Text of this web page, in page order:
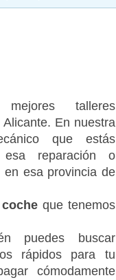
talleres
En nuestra
que estás
esa reparación o
en esa provincia de
que tenemos
puedes buscar
rápidos para tu
cómodamente